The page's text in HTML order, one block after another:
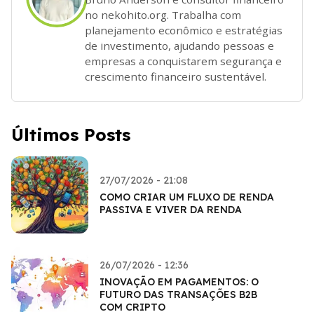
no nekohito.org. Trabalha com
planejamento econômico e estratégias
de investimento, ajudando pessoas e
empresas a conquistarem segurança e
crescimento financeiro sustentável.
Últimos Posts
27/07/2026 - 21:08
COMO CRIAR UM FLUXO DE RENDA
PASSIVA E VIVER DA RENDA
26/07/2026 - 12:36
INOVAÇÃO EM PAGAMENTOS: O
FUTURO DAS TRANSAÇÕES B2B
COM CRIPTO